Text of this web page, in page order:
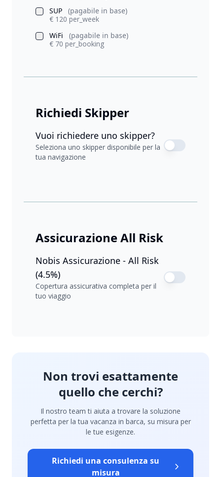
SUP
(pagabile in base)
€ 120 per_week
WiFi
(pagabile in base)
€ 70 per_booking
Richiedi Skipper
Vuoi richiedere uno skipper?
Seleziona uno skipper disponibile per la
tua navigazione
Assicurazione All Risk
Nobis Assicurazione - All Risk
(4.5%)
Copertura assicurativa completa per il
tuo viaggio
Non trovi esattamente
quello che cerchi?
Il nostro team ti aiuta a trovare la soluzione
perfetta per la tua vacanza in barca, su misura per
le tue esigenze.
Richiedi una consulenza su
misura